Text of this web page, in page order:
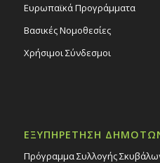
Ευρωπαϊκά Προγράμματα
Βασικές Νομοθεσίες
Χρήσιμοι Σύνδεσμοι
ΕΞΥΠΗΡΕΤΗΣΗ
Πρόγραμμα Συλλογής